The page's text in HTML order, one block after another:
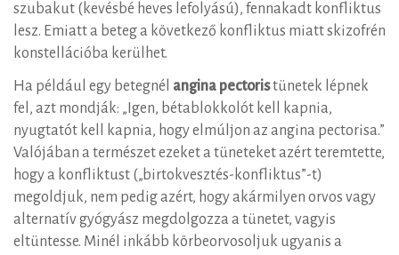
szubakut (kevésbé heves lefolyású), fennakadt konfliktus
lesz. Emiatt a beteg a következő konfliktus miatt skizofrén
konstellációba kerülhet.
Ha például egy betegnél angina pectoristünetek lépnek
fel, azt mondják: „Igen, bétablokkolót kell kapnia,
nyugtatót kell kapnia, hogy elmúljon az angina pectorisa.”
Valójában a természet ezeket a tüneteket azért teremtette,
hogy a konfliktust („birtokvesztés-konfliktus”-t)
megoldjuk, nem pedig azért, hogy akármilyen orvos vagy
alternatív gyógyász megdolgozza a tünetet, vagyis
eltüntesse. Minél inkább körbeorvosoljuk ugyanis a